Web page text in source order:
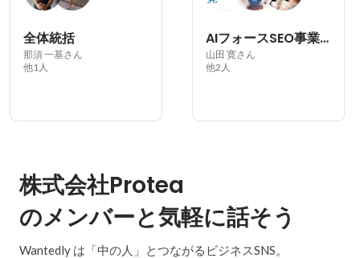
全体統括
那須 一基さん
他1人
AIフォースSEO事業部
山田 寛さん
他2人
株式会社Protea
のメンバーと気軽に話そう
Wantedly は「中の人」とつながるビジネスSNS。